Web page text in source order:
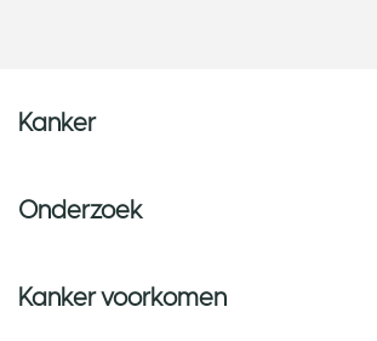
Kanker
Onderzoek
Kanker voorkomen